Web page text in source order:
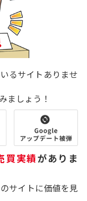
るサイトありませ
ましょう！
買実績がありま
サイトに価値を見